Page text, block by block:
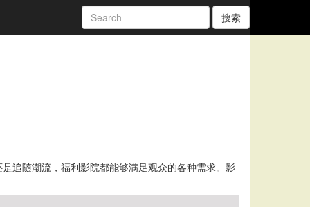
搜索
追随潮流，福利影院都能够满足观众的各种需求。影